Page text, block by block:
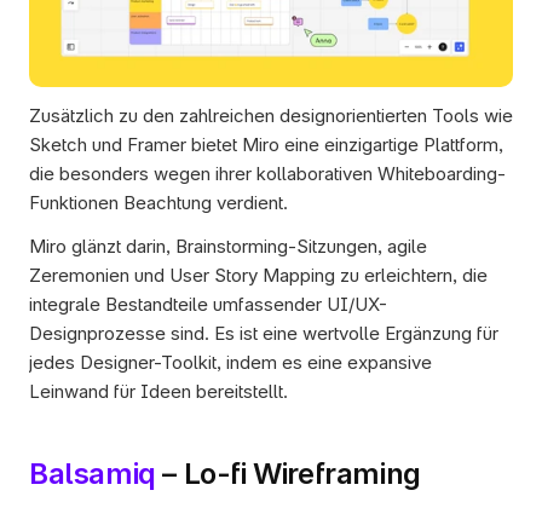
Zusätzlich zu den zahlreichen designorientierten Tools wie
Sketch und Framer bietet Miro eine einzigartige Plattform,
die besonders wegen ihrer kollaborativen Whiteboarding-
Funktionen Beachtung verdient.
Miro glänzt darin, Brainstorming-Sitzungen, agile
Zeremonien und User Story Mapping zu erleichtern, die
integrale Bestandteile umfassender UI/UX-
Designprozesse sind. Es ist eine wertvolle Ergänzung für
jedes Designer-Toolkit, indem es eine expansive
Leinwand für Ideen bereitstellt.
Balsamiq – Lo-fi Wireframing